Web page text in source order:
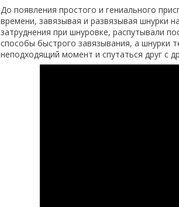
До появления простого и гениального
времени, завязывая и развязывая шнурки
затруднения при шнуровке, распутывали
способы быстрого завязывания, а шнурки
неподходящий момент и спутаться друг с